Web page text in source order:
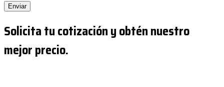
Enviar
Solicita tu cotización y obtén nuestro
mejor precio.